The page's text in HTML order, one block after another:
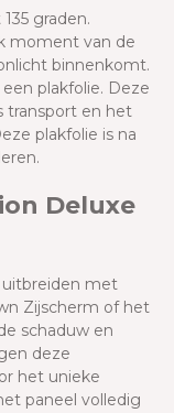
graden.
moment van de
binnenkomt.
plakfolie. Deze
transport en het
plakfolie is na
Deluxe
uitbreiden met
Zijscherm of het
schaduw en
deze
het unieke
paneel volledig